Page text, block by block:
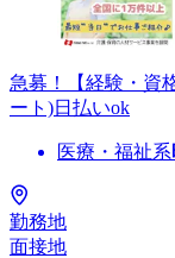
急募！【経験・資
ート)日払いok
医療・福祉系
勤務地
面接地